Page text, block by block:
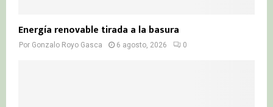
Energía renovable tirada a la basura
Por Gonzalo Royo Gasca 6 agosto, 2026 0